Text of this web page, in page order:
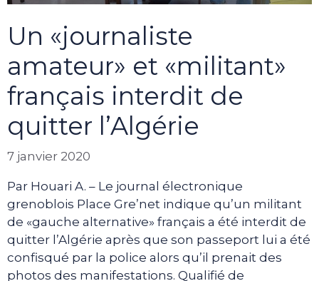
Un «journaliste
amateur» et «militant»
français interdit de
quitter l’Algérie
7 janvier 2020
Par Houari A. – Le journal électronique
grenoblois Place Gre’net indique qu’un militant
de «gauche alternative» français a été interdit de
quitter l’Algérie après que son passeport lui a été
confisqué par la police alors qu’il prenait des
photos des manifestations. Qualifié de